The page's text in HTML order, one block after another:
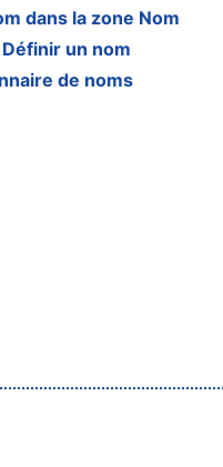
dans la zone Nom
Définir un nom
de noms